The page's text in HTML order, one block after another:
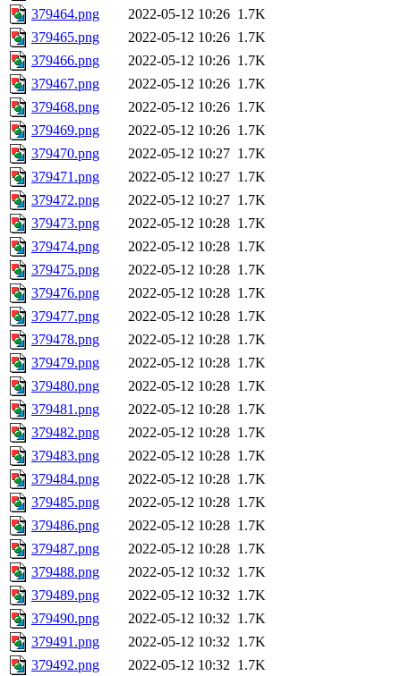
379464.png
2022-05-12 10:26 1.7K
379465.png
2022-05-12 10:26 1.7K
379466.png
2022-05-12 10:26 1.7K
379467.png
2022-05-12 10:26 1.7K
379468.png
2022-05-12 10:26 1.7K
379469.png
2022-05-12 10:26 1.7K
379470.png
2022-05-12 10:27 1.7K
379471.png
2022-05-12 10:27 1.7K
379472.png
2022-05-12 10:27 1.7K
379473.png
2022-05-12 10:28 1.7K
379474.png
2022-05-12 10:28 1.7K
379475.png
2022-05-12 10:28 1.7K
379476.png
2022-05-12 10:28 1.7K
379477.png
2022-05-12 10:28 1.7K
379478.png
2022-05-12 10:28 1.7K
379479.png
2022-05-12 10:28 1.7K
379480.png
2022-05-12 10:28 1.7K
379481.png
2022-05-12 10:28 1.7K
379482.png
2022-05-12 10:28 1.7K
379483.png
2022-05-12 10:28 1.7K
379484.png
2022-05-12 10:28 1.7K
379485.png
2022-05-12 10:28 1.7K
379486.png
2022-05-12 10:28 1.7K
379487.png
2022-05-12 10:28 1.7K
379488.png
2022-05-12 10:32 1.7K
379489.png
2022-05-12 10:32 1.7K
379490.png
2022-05-12 10:32 1.7K
379491.png
2022-05-12 10:32 1.7K
379492.png
2022-05-12 10:32 1.7K